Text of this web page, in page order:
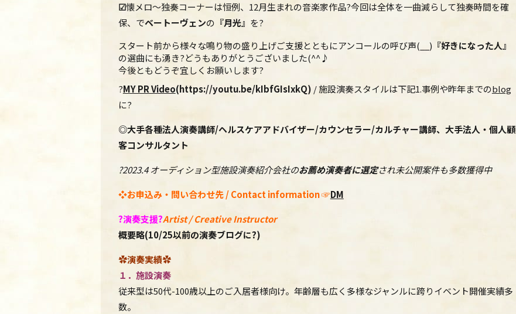
☑懐メロ～独奏コーナーは恒例、12月生まれの音楽家作品?今回は全体を一曲減らして独奏時間を確
保、でベートーヴェンの 『月光』 を?
スタート前から様々な鳴り物の盛り上げご支援とともにアンコールの呼び声(__) 『好きになった人』
の選曲にも湧き?どうもありがとうございました(^^♪
今後ともどうぞ宜しくお願いします?
?MY PR Video(https://youtu.be/kIbfGIsIxkQ) / 施設演奏スタイルは下記1.事例や昨年までのblog
に?
◎大手各種法人演奏講師/ヘルスケアアドバイザー/カウンセラー/カルチャー講師、大手法人・個人顧
客コンサルタント
?2023.4 オーディション型施設演奏紹介会社のお薦め演奏者に選定され未公開案件も多数獲得中
❖お申込み・問い合わせ先 / Contact information☞DM
?演奏支援?Artist / Creative Instructor
概要略(10/25以前の演奏ブログに?)
✿演奏実績✿
１．施設演奏
従来型は50代-100歳以上のご入居者様向け。年齢層も広く多様なジャンルに跨りイベント開催実績多
数。